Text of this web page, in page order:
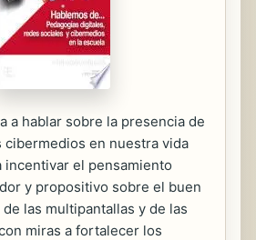
a hablar sobre la presencia de
cibermedios en nuestra vida
incentivar el pensamiento
y propositivo sobre el buen
las multipantallas y de las
miras a fortalecer los